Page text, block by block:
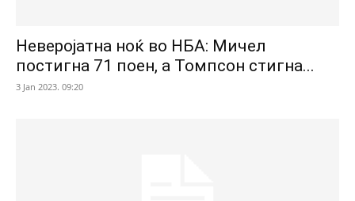
Неверојатна ноќ во НБА: Мичел
постигна 71 поен, а Томпсон стигна...
3 Jan 2023. 09:20